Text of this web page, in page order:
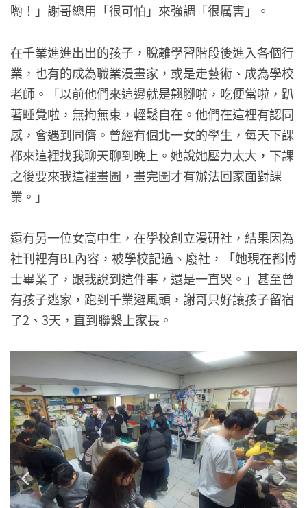
喲！」謝哥總用「很可怕」來強調「很厲害」。
在千業進進出出的孩子，脫離學習階段後進入各個行
業，也有的成為職業漫畫家，或是走藝術、成為學校
老師。「以前他們來這邊就是翹腳啦，吃便當啦，趴
著睡覺啦，無拘無束，輕鬆自在。他們在這裡有認同
感，會遇到同儕。曾經有個北一女的學生，每天下課
都來這裡找我聊天聊到晚上。她說她壓力太大，下課
之後要來我這裡畫圖，畫完圖才有辦法回家面對課
業。」
還有另一位女高中生，在學校創立漫研社，結果因為
社刊裡有BL內容，被學校記過、廢社，「她現在都博
士畢業了，跟我說到這件事，還是一直哭。」甚至曾
有孩子逃家，跑到千業避風頭，謝哥只好讓孩子留宿
了2、3天，直到聯繫上家長。